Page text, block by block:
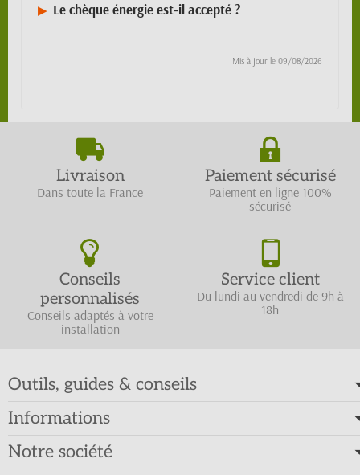
Le chèque énergie est-il accepté ?
Mis à jour le 09/08/2026
Livraison
Dans toute la France
Paiement sécurisé
Paiement en ligne 100%
sécurisé
Conseils
personnalisés
Conseils adaptés à votre
installation
Service client
Du lundi au vendredi de 9h à
18h
Outils, guides & conseils
Informations
Notre société